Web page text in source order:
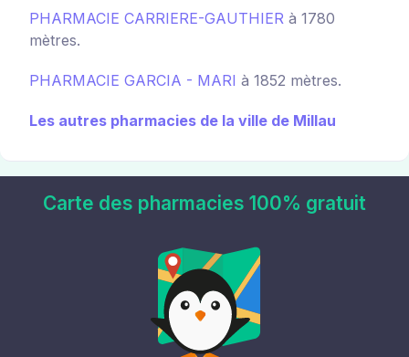
PHARMACIE CARRIERE-GAUTHIER à 1780
mètres.
PHARMACIE GARCIA - MARI à 1852 mètres.
Les autres pharmacies de la ville de Millau
Carte des pharmacies 100% gratuit